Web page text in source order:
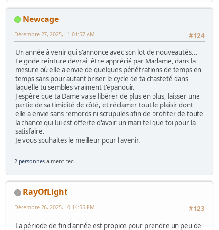
Newcage
#124
Décembre 27, 2025, 11:01:57 AM
Un année à venir qui s'annonce avec son lot de nouveautés...
Le gode ceinture devrait être apprécié par Madame, dans la
mesure où elle a envie de quelques pénétrations de temps en
temps sans pour autant briser le cycle de ta chasteté dans
laquelle tu sembles vraiment t'épanouir.
J'espère que ta Dame va se libérer de plus en plus, laisser une
partie de sa timidité de côté, et réclamer tout le plaisir dont
elle a envie sans remords ni scrupules afin de profiter de toute
la chance qui lui est offerte d'avoir un mari tel que toi pour la
satisfaire.
Je vous souhaites le meilleur pour l'avenir.
2 personnes aiment ceci.
RayOfLight
#123
Décembre 26, 2025, 10:14:55 PM
La période de fin d'année est propice pour prendre un peu de